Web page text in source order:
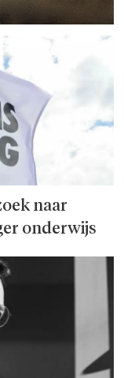
naar
onderwijs